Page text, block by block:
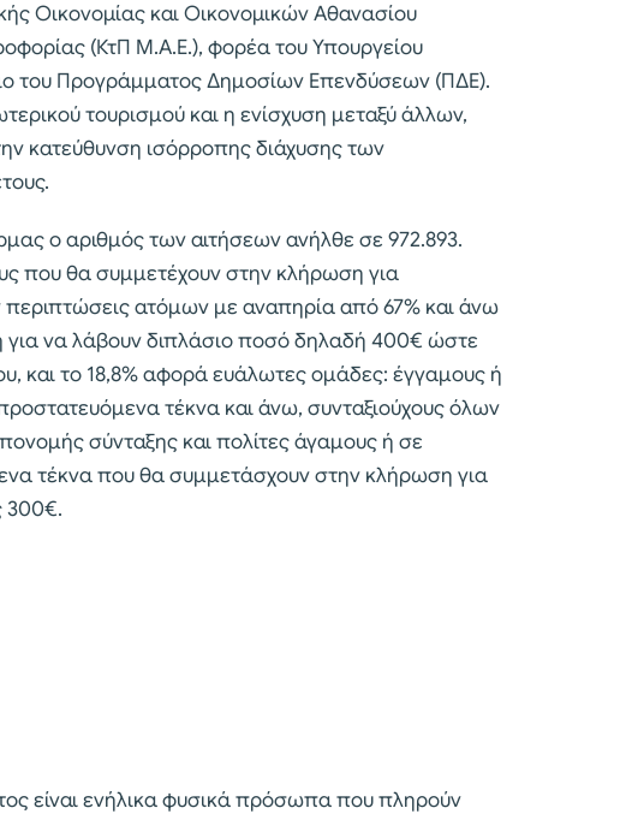
Οικονομίας και Οικονομικών Αθανασίου
(ΚτΠ Μ.Α.Ε.), φορέα του Υπουργείου
του Προγράμματος Δημοσίων Επενδύσεων (ΠΔΕ).
τουρισμού και η ενίσχυση μεταξύ άλλων,
κατεύθυνση ισόρροπης διάχυσης των
ο αριθμός των αιτήσεων ανήλθε σε 972.893.
που θα συμμετέχουν στην κλήρωση για
ατόμων με αναπηρία από 67% και άνω
να λάβουν διπλάσιο ποσό δηλαδή 400€ ώστε
και το 18,8% αφορά ευάλωτες ομάδες: έγγαμους ή
τέκνα και άνω, συνταξιούχους όλων
σύνταξης και πολίτες άγαμους ή σε
τέκνα που θα συμμετάσχουν στην κλήρωση για
300€.
είναι ενήλικα φυσικά πρόσωπα που πληρούν